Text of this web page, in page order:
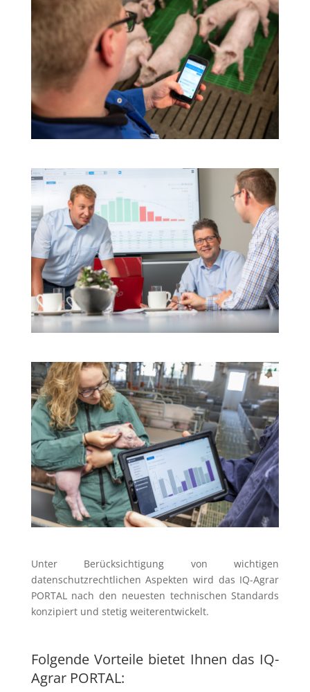
Unter Berücksichtigung von wichtigen
datenschutzrechtlichen Aspekten wird das IQ-Agrar
PORTAL nach den neuesten technischen Standards
konzipiert und stetig weiterentwickelt.
Folgende Vorteile bietet Ihnen das IQ-
Agrar PORTAL: